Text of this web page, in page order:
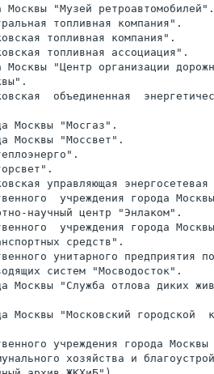
Москвы "Музей ретроавтомобилей".
топливная компания".
топливная компания".
топливная ассоциация".
Москвы "Центр организации
объединенная
Москвы "Мосгаз".
Москвы "Моссвет".
управляющая энергосетевая
учреждения города
научный центр "Энлаком".
учреждения города
средств".
унитарного предприятия
систем "Мосводосток".
Москвы "Служба отлова диких
Москвы "Московский городской
учреждения города Москвы
хозяйства и